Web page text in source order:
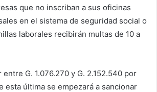
que no inscriban a sus oficinas
en el sistema de seguridad social o
laborales recibirán multas de 10 a
G. 1.076.270 y G. 2.152.540 por
esta última se empezará a sancionar